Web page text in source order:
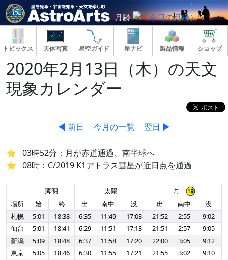
月齢
トピックス 天体写真 星空ガイド 星ナビ 製品情報 ショップ
2020年2月13日（木）の天文
現象カレンダー
◀ 前日 今月の一覧 翌日 ▶
03時52分：月が赤道通過、南半球へ
08時：C/2019 K1アトラス彗星が近日点を通過
薄明 太陽
月
場所
始 終 出 南中 没 出 南中
没
札幌
5:01 18:38 6:35 11:49 17:03 21:52 2:55
9:02
仙台
5:01 18:41 6:29 11:51 17:13 21:51 2:57
9:05
新潟
5:09 18:48 6:37 11:58 17:20 22:00 3:05
9:12
東京
5:05 18:46 6:30 11:55 17:21 21:55 3:02
9:10